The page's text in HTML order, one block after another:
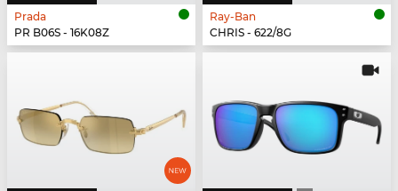
Prada
PR B06S - 16K08Z
Ray-Ban
CHRIS - 622/8G